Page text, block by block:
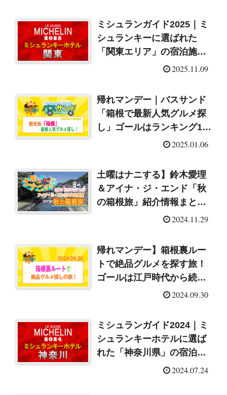
ミシュランガイド2025｜ミ
シュランキーに選ばれた
「関東エリア」の宿泊施設
（ホテル・旅館）一覧2025.11.09
帰れマンデー｜バスサンド
「箱根で最新人気グルメ探
し」ゴールはランキング1位
の温泉（2025/1/6）2025.01.06
土曜はナニする】鈴木愛理
＆アイナ・ジ・エンド「秋
の箱根旅」紹介情報まとめ
2024.11.29
帰れマンデー】箱根裏ルー
トで絶品グルメを探す旅！
ゴールは江戸時代から続く
名湯旅館（2024/9/30）
2024.09.30
ミシュランガイド2024｜ミ
シュランキーホテルに選ば
れた「神奈川県」の宿泊施
2024.07.24